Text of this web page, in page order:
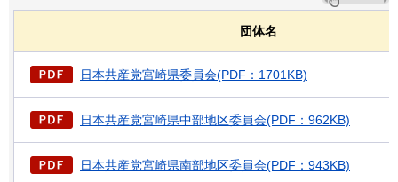
団体名
日本共産党宮崎県委員会(PDF：1701KB)
日本共産党宮崎県中部地区委員会(PDF：962KB)
日本共産党宮崎県南部地区委員会(PDF：943KB)